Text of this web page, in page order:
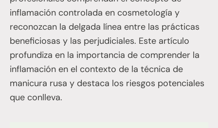
inflamación controlada en cosmetología y
reconozcan la delgada línea entre las prácticas
beneficiosas y las perjudiciales. Este artículo
profundiza en la importancia de comprender la
inflamación en el contexto de la técnica de
manicura rusa y destaca los riesgos potenciales
que conlleva.